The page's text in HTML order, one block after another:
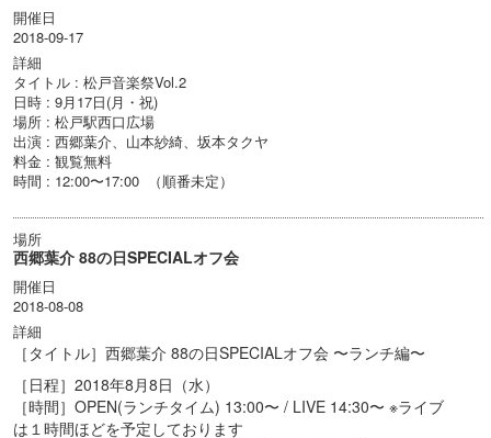
開催日
2018-09-17
詳細
タイトル : 松戸音楽祭Vol.2
日時 : 9月17日(月・祝)
場所 : 松戸駅西口広場
出演 : 西郷葉介、山本紗綺、坂本タクヤ
料金 : 観覧無料
時間 : 12:00〜17:00 （順番未定）
場所
西郷葉介 88の日SPECIALオフ会
開催日
2018-08-08
詳細
［タイトル］西郷葉介 88の日SPECIALオフ会 〜ランチ編〜
［日程］2018年8月8日（水）
［時間］OPEN(ランチタイム) 13:00〜 / LIVE 14:30〜 ※ライブ
は１時間ほどを予定しております